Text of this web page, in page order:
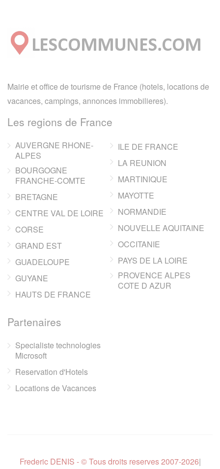
Mairie et office de tourisme de France (hotels, locations de
vacances, campings, annonces immobilieres).
Les regions de France
AUVERGNE RHONE-
ALPES
BOURGOGNE
FRANCHE-COMTE
BRETAGNE
CENTRE VAL DE LOIRE
CORSE
GRAND EST
GUADELOUPE
GUYANE
HAUTS DE FRANCE
ILE DE FRANCE
LA REUNION
MARTINIQUE
MAYOTTE
NORMANDIE
NOUVELLE AQUITAINE
OCCITANIE
PAYS DE LA LOIRE
PROVENCE ALPES
COTE D AZUR
Partenaires
Specialiste technologies
Microsoft
Reservation d'Hotels
Locations de Vacances
Frederic DENIS - © Tous droits reserves 2007-2026|